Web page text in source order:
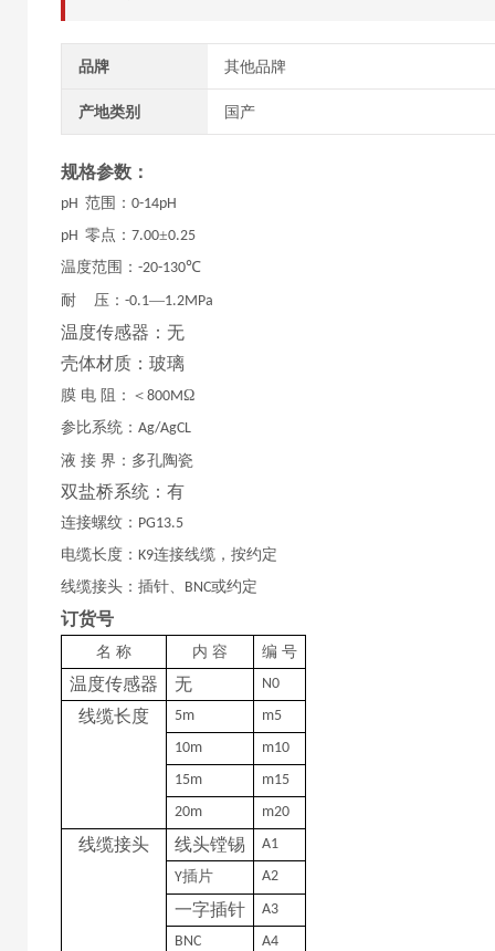
品牌 其他品牌
产地类别 国产
规格参数：
pH 范围： 0-14pH
pH 零点： 7.00±0.25
温度范围： -20-130℃
耐
压： -0.1—1.2MPa
温度传感器：无
壳体材质：玻璃
膜 电 阻：＜ 800MΩ
参比系统： Ag/AgCL
液 接 界：多孔陶瓷
双盐桥系统：有
连接螺纹： PG13.5
电缆长度： K9连接线缆，按约定
线缆接头：插针、 BNC或约定
订货号
名 称 内 容 编 号
温度传感器 无 N0
线缆长度 5m
m5
10m
m10
15m
m15
20m
m20
线缆接头 线头镗锡
A1
Y插片 A2
一字插针
A3
BNC
A4